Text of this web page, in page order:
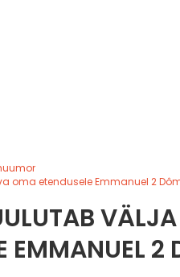
oma etendusele Emmanuel 2
EMMANUEL 2